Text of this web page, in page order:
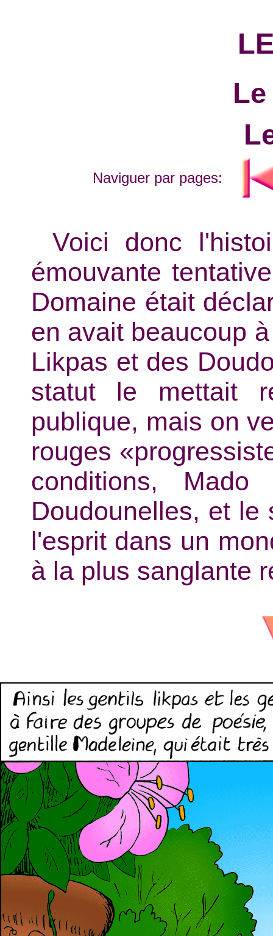
Naviguer par pages:
Voici donc
émouvante
Domaine était
en avait beaucoup
Likpas et des
statut le mettait
publique, mais on
rouges
conditions,
Doudounelles, et
l'esprit dans un
à la plus sanglante